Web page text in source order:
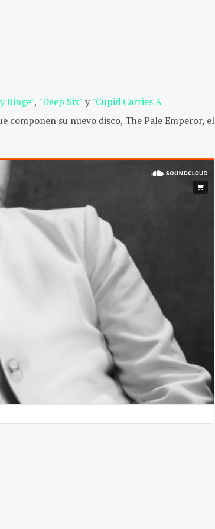
Binge", "Deep Six" y "Cupid Carries A
componen su nuevo disco, The Pale Emperor, el